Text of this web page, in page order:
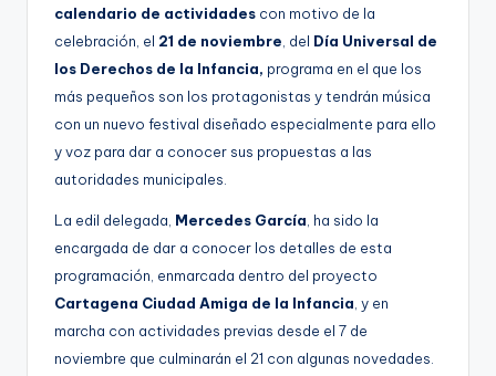
calendario de actividades con motivo de la
celebración, el 21 de noviembre, del Día Universal de
los Derechos de la Infancia, programa en el que los
más pequeños son los protagonistas y tendrán música
con un nuevo festival diseñado especialmente para ello
y voz para dar a conocer sus propuestas a las
autoridades municipales.
La edil delegada, Mercedes García, ha sido la
encargada de dar a conocer los detalles de esta
programación, enmarcada dentro del proyecto
Cartagena Ciudad Amiga de la Infancia, y en
marcha con actividades previas desde el 7 de
noviembre que culminarán el 21 con algunas novedades.